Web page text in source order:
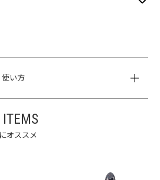
使い方
オススメ